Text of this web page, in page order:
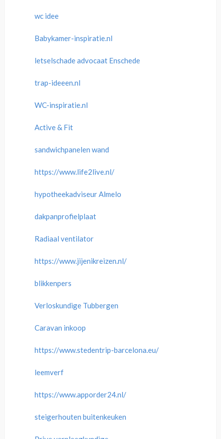
wc idee
Babykamer-inspiratie.nl
letselschade advocaat Enschede
trap-ideeen.nl
WC-inspiratie.nl
Active & Fit
sandwichpanelen wand
https://www.life2live.nl/
hypotheekadviseur Almelo
dakpanprofielplaat
Radiaal ventilator
https://www.jijenikreizen.nl/
blikkenpers
Verloskundige Tubbergen
Caravan inkoop
https://www.stedentrip-barcelona.eu/
leemverf
https://www.apporder24.nl/
steigerhouten buitenkeuken